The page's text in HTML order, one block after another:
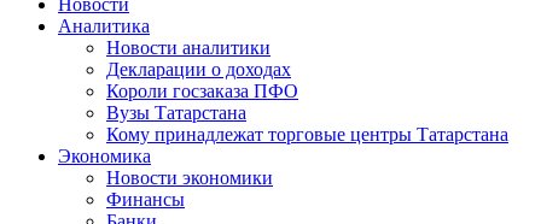
Новости
Аналитика
Новости аналитики
Декларации о доходах
Короли госзаказа ПФО
Вузы Татарстана
Кому принадлежат торговые центры Татарстана
Экономика
Новости экономики
Финансы